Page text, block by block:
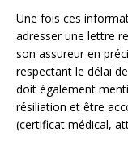
Une fois ces
adresser une lettre
son assureur en
respectant le délai
doit également
résiliation et être
(certificat médical,